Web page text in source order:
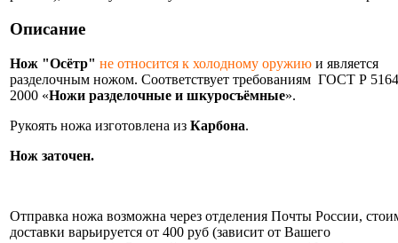
Описание
Нож "Осётр" не относится к холодному оружию и является
разделочным ножом. Соответствует требованиям ГОСТ Р
2000 «Ножи разделочные и шкуросъёмные».
Рукоять ножа изготовлена из Карбона.
Нож заточен.
Отправка ножа возможна через отделения Почты России,
доставки варьируется от 400 руб (зависит от Вашего